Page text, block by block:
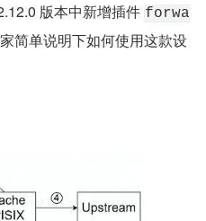
版本中新增插件 forwa
简单说明下如何使用这款设